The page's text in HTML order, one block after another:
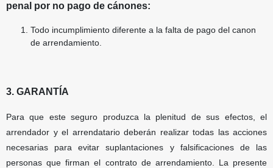
penal por no pago de cánones:
Todo incumplimiento diferente a la falta de pago del canon
de arrendamiento.
3. GARANTÍA
Para que este seguro produzca la plenitud de sus efectos, el
arrendador y el arrendatario deberán realizar todas las acciones
necesarias para evitar suplantaciones y falsificaciones de las
personas que firman el contrato de arrendamiento. La presente